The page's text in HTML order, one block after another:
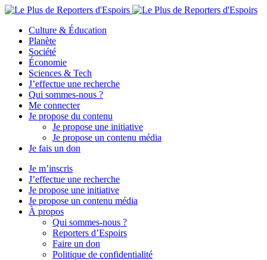
Culture & Éducation
Planète
Société
Économie
Sciences & Tech
J’effectue une recherche
Qui sommes-nous ?
Me connecter
Je propose du contenu
Je propose une initiative
Je propose un contenu média
Je fais un don
Je m’inscris
J’effectue une recherche
Je propose une initiative
Je propose un contenu média
À propos
Qui sommes-nous ?
Reporters d’Espoirs
Faire un don
Politique de confidentialité